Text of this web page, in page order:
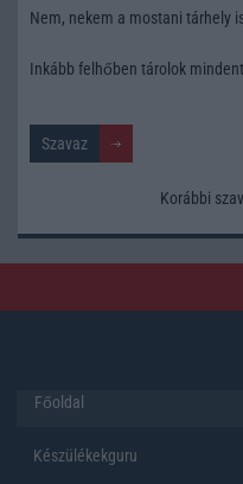
Nem, nekem a mostani tárhely
Inkább felhőben tárolok mindent
Korábbi
Főoldal
Készülékekguru